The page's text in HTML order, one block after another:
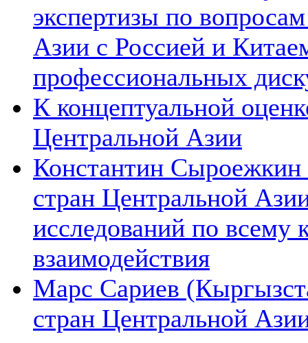
экспертизы по
Азии с Россией и
профессиональных
К концептуальной
Центральной Азии
Константин Сыроежкин
стран Центральной
исследований по всему
взаимодействия
Марс Сариев
стран Центральной